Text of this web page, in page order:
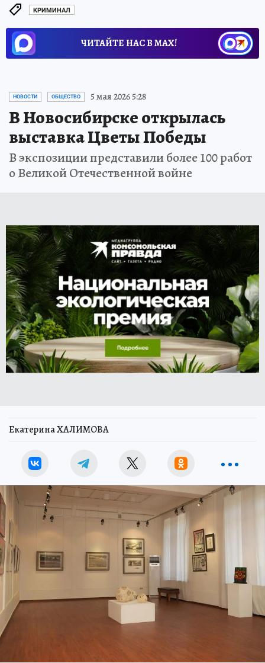
КРИМИНАЛ
ЧИТАЙТЕ НАС В МАХ!
НОВОСТИ ОБЩЕСТВО 5 мая 2026 5:28
В Новосибирске открылась
выставка Цветы Победы
В экспозиции представили более 100 работ
о Великой Отечественной войне
Екатерина ХАЛИМОВА